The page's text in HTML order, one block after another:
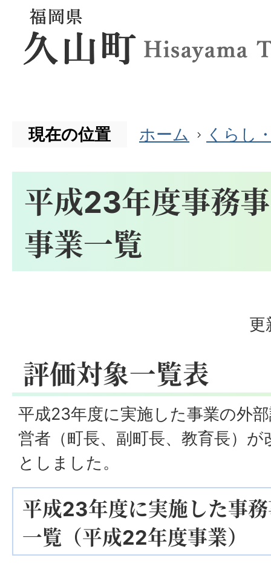
現在の位置 ホーム くらし
平成23年度事務
事業一覧
更
評価対象一覧表
平成23年度に実施した事業の外
営者（町長、副町長、教育長）
としました。
平成23年度に実施した事
一覧（平成22年度事業）